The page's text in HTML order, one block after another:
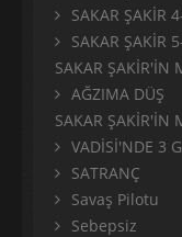
SAKAR ŞAKİR
SAKAR ŞAKİR
SAKAR ŞAKİR'İN
AĞZIMA DÜŞ
SAKAR ŞAKİR'İN
VADİSİ'NDE 3
SATRANÇ
Savaş Pilotu
Sebepsiz